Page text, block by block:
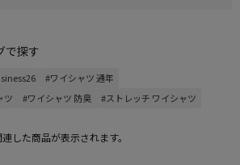
で探す
#ワイシャツ 通年
ツ
#ワイシャツ 防臭
#ストレッチ ワイシャツ
した商品が表示されます。